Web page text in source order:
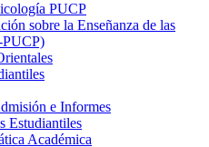
PUCP
sobre la Enseñanza de las
e Informes
Estudiantiles
Académica